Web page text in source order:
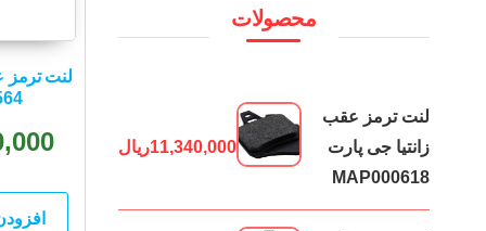
لنت ترمز
محصولات
لنت ترمز عقب
زانتیا جی پارت
MAP000618
11,340,000ریال